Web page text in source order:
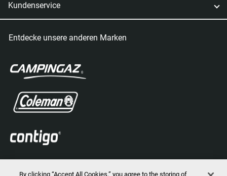
Kundenservice
Entdecke unsere anderen Marken
By clicking “Accept All Cookies,” you agree to the storing of